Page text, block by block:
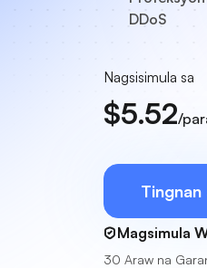
DDoS
Nagsisimula sa
$5.52/
Tingnan
Magsimula
30 Araw na